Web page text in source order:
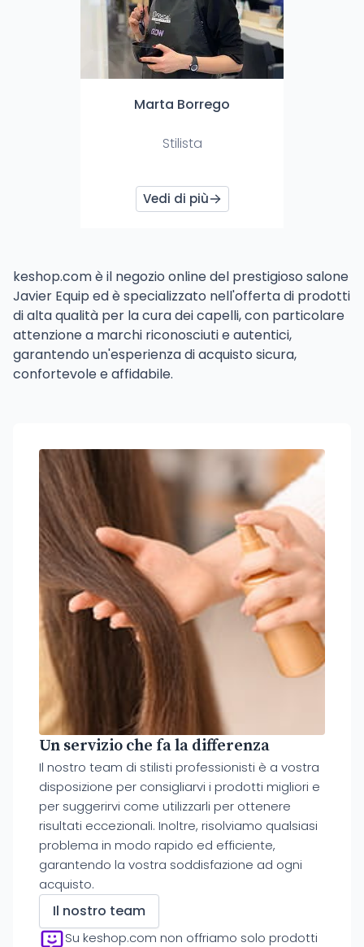
Marta Borrego
Stilista
Vedi di più
keshop.com è il negozio online del prestigioso salone
Javier Equip ed è specializzato nell'offerta di prodotti
di alta qualità per la cura dei capelli, con particolare
attenzione a marchi riconosciuti e autentici,
garantendo un'esperienza di acquisto sicura,
confortevole e affidabile.
Un servizio che fa la differenza
Il nostro team di stilisti professionisti è a vostra
disposizione per consigliarvi i prodotti migliori e
per suggerirvi come utilizzarli per ottenere
risultati eccezionali. Inoltre, risolviamo qualsiasi
problema in modo rapido ed efficiente,
garantendo la vostra soddisfazione ad ogni
acquisto.
Il nostro team
Su keshop.com non offriamo solo prodotti